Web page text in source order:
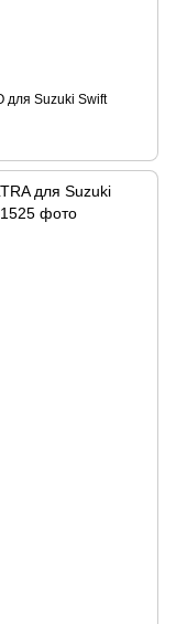
для Suzuki Swift